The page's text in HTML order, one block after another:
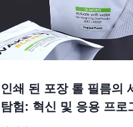
인쇄 된 포장 롤 필름의
탐험: 혁신 및 응용 프로